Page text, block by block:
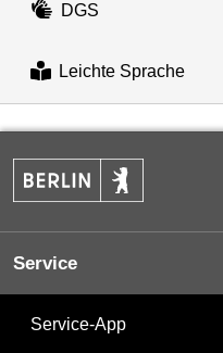
DGS
Leichte Sprache
Service
Service-App